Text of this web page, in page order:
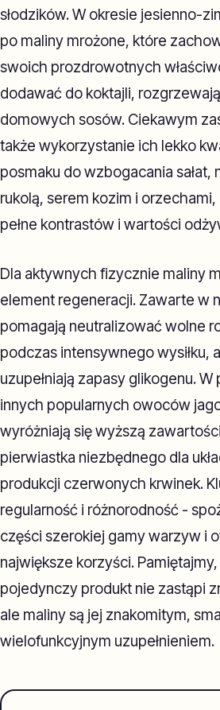
słodzików. W okresie jesienno-
po maliny mrożone, które
swoich prozdrowotnych
dodawać do koktajli,
domowych sosów. Ciekawym
także wykorzystanie ich lekko
posmaku do wzbogacania sałat,
rukolą, serem kozim i
pełne kontrastów i wartości
Dla aktywnych fizycznie maliny
element regeneracji. Zawarte w
pomagają neutralizować wolne
podczas intensywnego wysiłku,
uzupełniają zapasy glikogenu.
innych popularnych owoców
wyróżniają się wyższą
pierwiastka niezbędnego dla
produkcji czerwonych krwinek.
regularność i różnorodność -
części szerokiej gamy warzyw i
największe korzyści.
pojedynczy produkt nie zastąpi
ale maliny są jej znakomitym,
wielofunkcyjnym uzupełnieniem.